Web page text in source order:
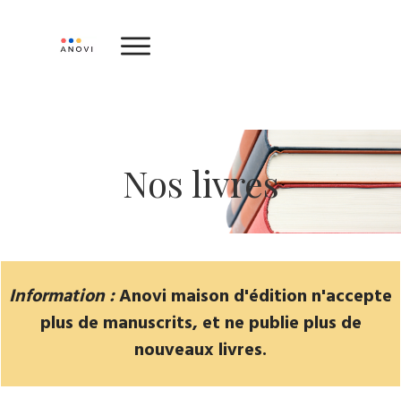
Nos livres
Information :Anovi maison d'édition n'accepte
plus de manuscrits, et ne publie plus de
nouveaux livres.